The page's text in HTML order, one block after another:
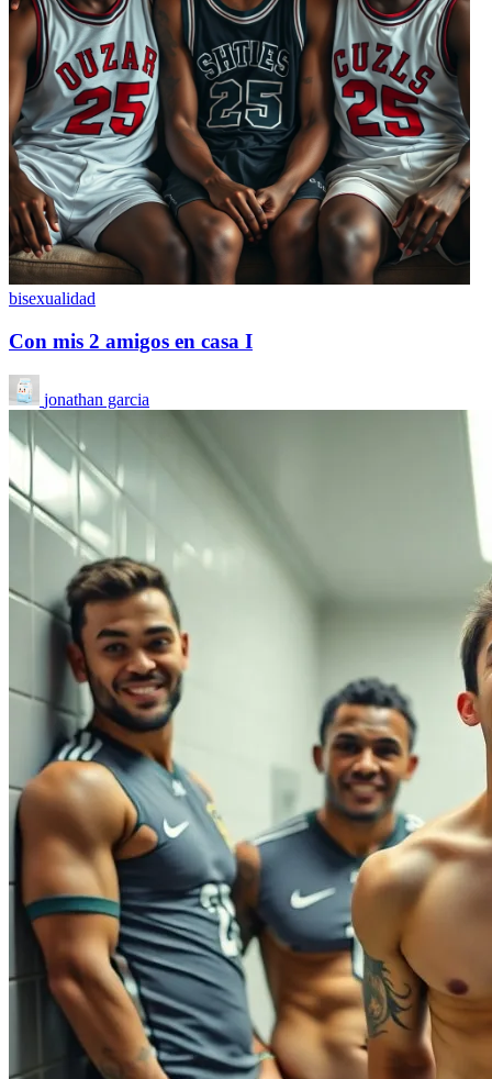
bisexualidad
Con mis 2 amigos en casa I
jonathan garcia